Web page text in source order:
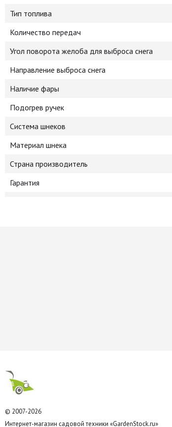
Тип топлива
Количество передач
Угол поворота желоба для выброса снега
Направление выброса снега
Наличие фары
Подогрев ручек
Система шнеков
Материал шнека
Страна производитель
Гарантия
© 2007-2026
Интернет-магазин садовой техники «GardenStock.ru»